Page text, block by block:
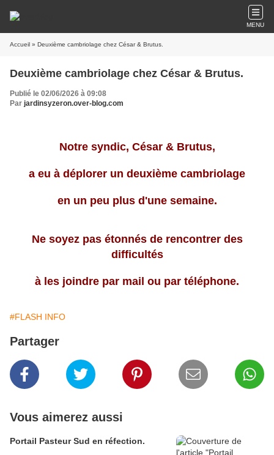
MENU
Accueil » Deuxième cambriolage chez César & Brutus.
Deuxième cambriolage chez César & Brutus.
Publié le 02/06/2026 à 09:08
Par jardinsyzeron.over-blog.com
Notre syndic, César & Brutus,
a eu à déplorer un deuxième cambriolage
en un peu plus d'une semaine.
Ne soyez pas étonnés de rencontrer des
difficultés
à les joindre par mail ou par téléphone.
#FLASH INFO
Partager
Vous aimerez aussi
Portail Pasteur Sud en réfection.